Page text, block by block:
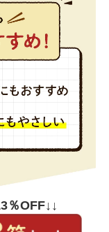
％OFF↓↓